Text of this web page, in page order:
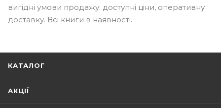
вигідні умови продажу: доступні ціни, оперативну
доставку. Всі книги в наявності.
КАТАЛОГ
АКЦІЇ